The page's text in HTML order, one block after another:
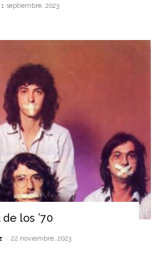
1 septiembre, 2023
los ’70
- 22 noviembre, 2023